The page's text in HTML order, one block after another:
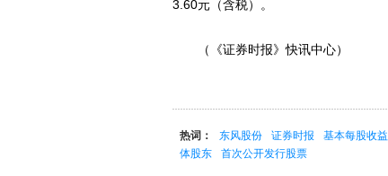
3.60元（含税）。
（《证券时报》快讯中心）
热词： 东风股份 证券时报 基本每股收益
体股东
首次公开发行股票